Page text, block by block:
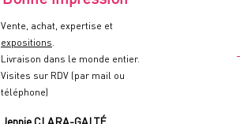
Vente, achat, expertise et
expositions
Livraison dans le monde entier.
Visites sur RDV (par mail ou
téléphone)
Jennie CLARA-GALTÉ